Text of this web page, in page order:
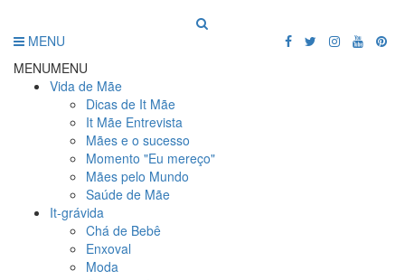
MENU
MENUMENU
Vida de Mãe
Dicas de It Mãe
It Mãe Entrevista
Mães e o sucesso
Momento "Eu mereço"
Mães pelo Mundo
Saúde de Mãe
It-grávida
Chá de Bebê
Enxoval
Moda